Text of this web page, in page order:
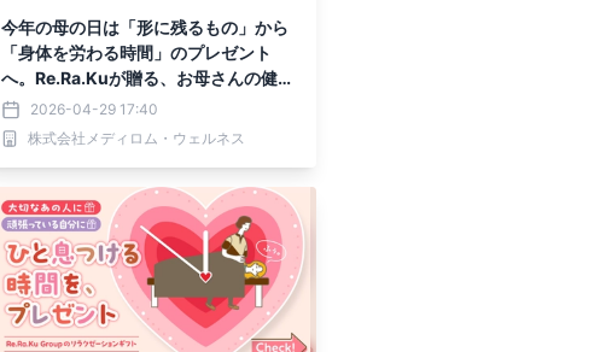
今年の母の日は「形に残るもの」から
「身体を労わる時間」のプレゼント
へ。Re.Ra.Kuが贈る、お母さんの健康
を願う「癒しのギフト」
2026-04-29 17:40
株式会社メディロム・ウェルネス